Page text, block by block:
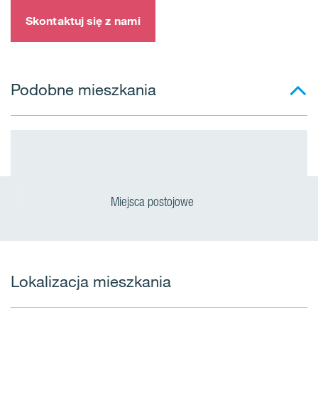
Skontaktuj się z nami
Podobne mieszkania
Miejsca postojowe
Lokalizacja mieszkania